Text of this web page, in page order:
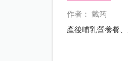
作者： 戴筠
產後哺乳營養餐